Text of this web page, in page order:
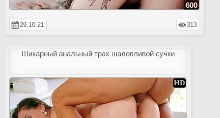
600
29.10.21 313
Шикарный анальный трах шаловливой сучки